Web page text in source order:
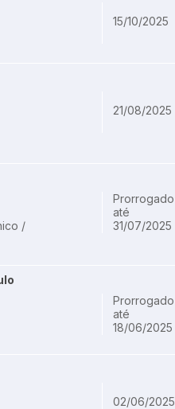
15/10/2025
21/08/2025
/
Prorrogado
até
31/07/2025
Prorrogado
até
18/06/2025
02/06/2025